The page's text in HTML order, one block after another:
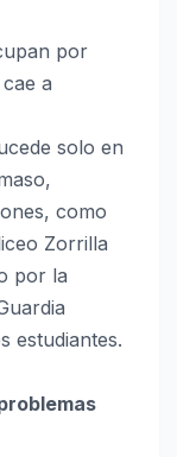
por
a
solo en
como
Zorrilla
por la
estudiantes.